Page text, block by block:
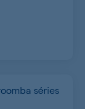
séries